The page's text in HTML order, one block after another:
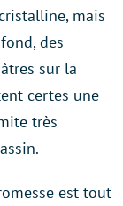
mais
des
sur la
certes une
très
est tout